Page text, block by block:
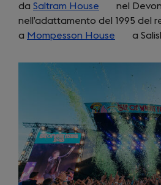
da Saltram House (opens
in
a
tab)
nel
nell’adattamento del 1995 del
a Mompesson House (opens
a
new
a